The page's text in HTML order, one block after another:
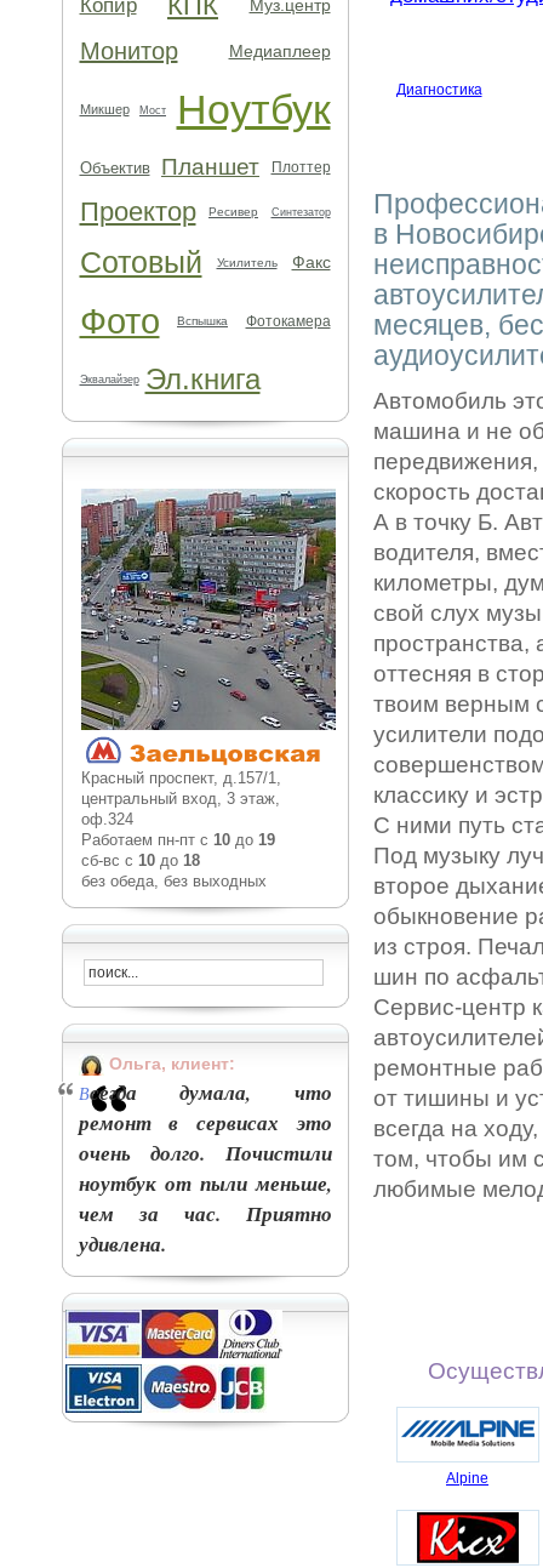
Копир Муз.центр
Монитор Медиаплеер
Микшер Мост Ноутбук
Объектив Планшет Плоттер
Проектор Ресивер Синтезатор
Сотовый Усилитель Факс
Фото Вспышка Фотокамера
Эквалайзер Эл.книга
Красный проспект, д.157/1,
центральный вход, 3 этаж,
оф.324
Работаем пн-пт с 10до 19
сб-вс с 10до 18
без обеда, без выходных
Ольга, клиент:
Всегда думала, что
ремонт в сервисах это
очень долго. Почистили
ноутбук от пыли меньше,
чем за час. Приятно
удивлена.
Диагностика
в
месяцев,
Автомобиль
машина и не
передвижения,
скорость
А в точку Б.
водителя,
километры,
свой слух
пространства,
оттесняя в
твоим верным
усилители
классику и
С ними путь
Под музыку
второе
обыкновение
из строя.
шин по
Сервис-центр
ремонтные
от тишины и
всегда на
том, чтобы им
любимые
Alpine